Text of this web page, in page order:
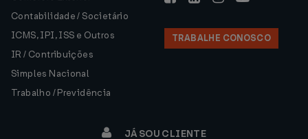
Contabilidade / Societário
ICMS, IPI, ISS e Outros
IR / Contribuições
Simples Nacional
Trabalho / Previdência
TRABALHE CONOSCO
JÁ SOU CLIENTE